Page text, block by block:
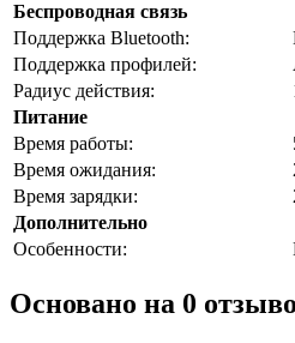
Беспроводная связь
Поддержка Bluetooth:
Поддержка профилей:
Радиус действия:
Питание
Время работы:
Время ожидания:
Время зарядки:
Дополнительно
Особенности:
Основано на 0